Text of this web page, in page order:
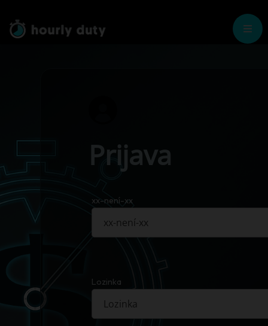
Prijava
xx-není-xx
Lozinka